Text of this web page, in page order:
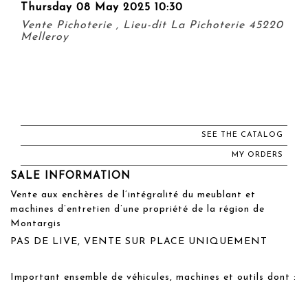
Thursday 08 May 2025 10:30
Vente Pichoterie , Lieu-dit La Pichoterie 45220
Melleroy
SEE THE CATALOG
MY ORDERS
SALE INFORMATION
Vente aux enchères de l’intégralité du meublant et
machines d’entretien d’une propriété de la région de
Montargis
PAS DE LIVE, VENTE SUR PLACE UNIQUEMENT
Important ensemble de véhicules, machines et outils dont :